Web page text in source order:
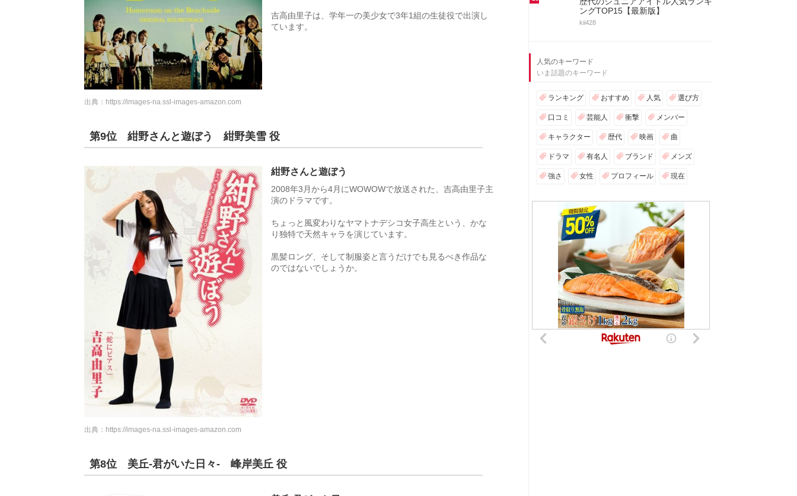
吉高由里子は、学年一の美少女で3年1組の生徒役で出演し
ています。
出典： https://images-na.ssl-images-amazon.com
第9位 紺野さんと遊ぼう 紺野美雪 役
紺野さんと遊ぼう
2008年3月から4月にWOWOWで放送された、吉高由里子主
演のドラマです。
ちょっと風変わりなヤマトナデシコ女子高生という、かな
り独特で天然キャラを演じています。
黒髪ロング、そして制服姿と言うだけでも見るべき作品な
のではないでしょうか。
出典： https://images-na.ssl-images-amazon.com
第8位 美丘-君がいた日々- 峰岸美丘 役
ングTOP15【最新版】
kii428
人気のキーワード
いま話題のキーワード
ランキング おすすめ 人気 選び方
口コミ 芸能人 衝撃 メンバー
キャラクター 歴代 映画 曲
ドラマ 有名人 ブランド メンズ
強さ 女性 プロフィール 現在